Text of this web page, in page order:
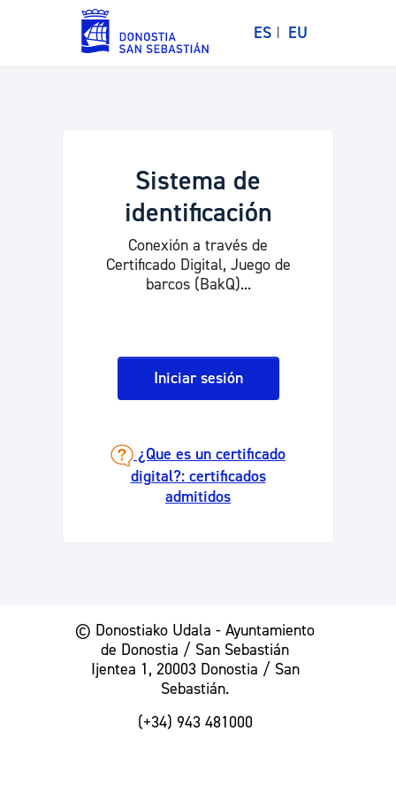
ES EU
Sistema de
identificación
Conexión a través de
Certificado Digital, Juego de
barcos (BakQ)...
Iniciar sesión
¿Que es un certificado
digital?: certificados
admitidos
© Donostiako Udala - Ayuntamiento
de Donostia / San Sebastián
Ijentea 1, 20003 Donostia / San
Sebastián.
(+34) 943 481000